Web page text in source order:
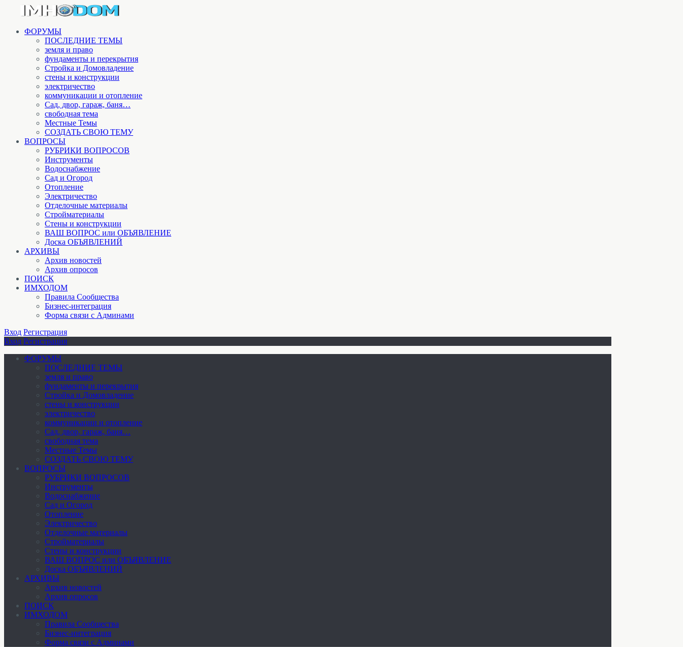
ФОРУМЫ
ПОСЛЕДНИЕ ТЕМЫ
земля и право
фундаменты и перекрытия
Стройка и Домовладение
стены и конструкции
электричество
коммуникации и отопление
Cад, двор, гараж, баня…
свободная тема
Местные Темы
СОЗДАТЬ СВОЮ ТЕМУ
ВОПРОСЫ
РУБРИКИ ВОПРОСОВ
Инструменты
Водоснабжение
Сад и Огород
Отопление
Электричество
Отделочные материалы
Стройматериалы
Стены и конструкции
ВАШ ВОПРОС или ОБЪЯВЛЕНИЕ
Доска ОБЪЯВЛЕНИЙ
АРХИВЫ
Архив новостей
Архив опросов
ПОИСК
ИМХОДОМ
Правила Сообщества
Бизнес-интеграция
Форма связи с Админами
Вход Регистрация
Вход Регистрация
ФОРУМЫ
ПОСЛЕДНИЕ ТЕМЫ
земля и право
фундаменты и перекрытия
Стройка и Домовладение
стены и конструкции
электричество
коммуникации и отопление
Cад, двор, гараж, баня…
свободная тема
Местные Темы
СОЗДАТЬ СВОЮ ТЕМУ
ВОПРОСЫ
РУБРИКИ ВОПРОСОВ
Инструменты
Водоснабжение
Сад и Огород
Отопление
Электричество
Отделочные материалы
Стройматериалы
Стены и конструкции
ВАШ ВОПРОС или ОБЪЯВЛЕНИЕ
Доска ОБЪЯВЛЕНИЙ
АРХИВЫ
Архив новостей
Архив опросов
ПОИСК
ИМХОДОМ
Правила Сообщества
Бизнес-интеграция
Форма связи с Админами